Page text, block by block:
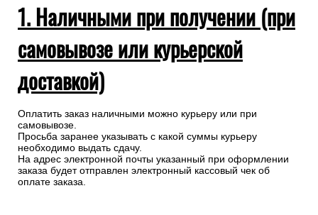
1. Наличными при получении (при
самовывозе или курьерской
доставкой)
Оплатить заказ наличными можно курьеру или при
самовывозе.
Просьба заранее указывать с какой суммы курьеру
необходимо выдать сдачу.
На адрес электронной почты указанный при оформлении
заказа будет отправлен электронный кассовый чек об
оплате заказа.